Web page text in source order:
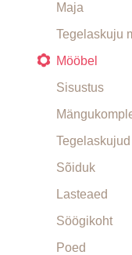
Maja
Tegelaskuju
Mööbel
Sisustus
Tegelaskujud
Sõiduk
Lasteaed
Söögikoht
Poed